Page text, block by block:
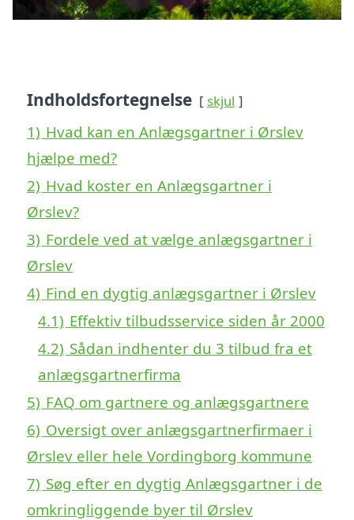
Indholdsfortegnelse skjul
1) Hvad kan en Anlægsgartner i Ørslev
hjælpe med?
2) Hvad koster en Anlægsgartner i
Ørslev?
3) Fordele ved at vælge anlægsgartner i
Ørslev
4) Find en dygtig anlægsgartner i Ørslev
4.1) Effektiv tilbudsservice siden år 2000
4.2) Sådan indhenter du 3 tilbud fra et
anlægsgartnerfirma
5) FAQ om gartnere og anlægsgartnere
6) Oversigt over anlægsgartnerfirmaer i
Ørslev eller hele Vordingborg kommune
7) Søg efter en dygtig Anlægsgartner i de
omkringliggende byer til Ørslev